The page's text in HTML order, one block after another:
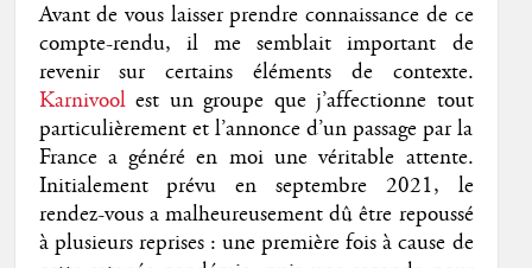
Avant de vous laisser prendre connaissance de ce
compte-rendu, il me semblait important de
revenir sur certains éléments de contexte.
Karnivoolest un groupe que j’affectionne tout
particulièrement et l’annonce d’un passage par la
France a généré en moi une véritable attente.
Initialement prévu en septembre 2021, le
rendez-vous a malheureusement dû être repoussé
à plusieurs reprises : une première fois à cause de